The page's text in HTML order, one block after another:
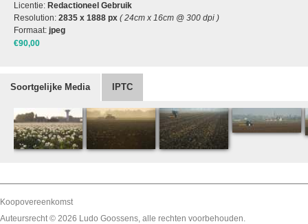
Licentie: Redactioneel Gebruik
Resolution: 2835 x 1888 px ( 24cm x 16cm @ 300 dpi )
Formaat: jpeg
€90,00
Soortgelijke Media IPTC
Koopovereenkomst
Auteursrecht © 2026 Ludo Goossens, alle rechten voorbehouden.